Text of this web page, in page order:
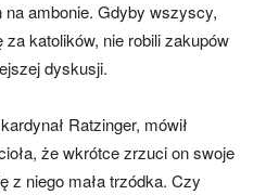
ambonie. Gdyby wszyscy,
katolików, nie robili zakupów
dyskusji.
Ratzinger, mówił
że wkrótce zrzuci on swoje
z niego mała trzódka. Czy